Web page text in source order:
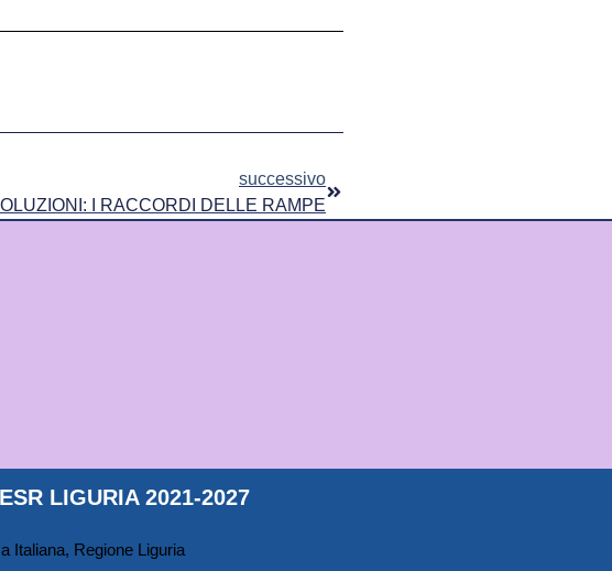
successivo
I RACCORDI DELLE RAMPE
LIGURIA 2021-2027